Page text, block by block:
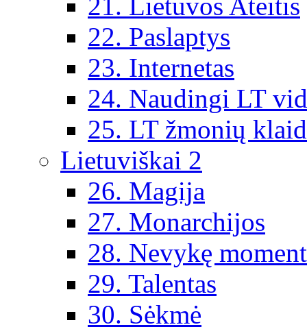
22. Paslaptys
23. Internetas
24. Naudingi LT
25. LT žmonių
Lietuviškai 2
26. Magija
27. Monarchijos
28. Nevykę
29. Talentas
30. Sėkmė